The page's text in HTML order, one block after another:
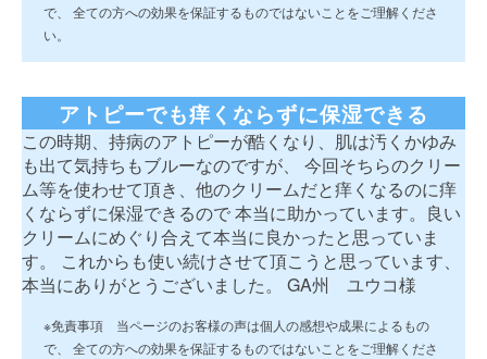
で、 全ての方への効果を保証するものではないことをご理解くださ
い。
アトピーでも痒くならずに保湿できる
この時期、持病のアトピーが酷くなり、肌は汚くかゆみ
も出て気持ちもブルーなのですが、 今回そちらのクリー
ム等を使わせて頂き、他のクリームだと痒くなるのに痒
くならずに保湿できるので 本当に助かっています。良い
クリームにめぐり合えて本当に良かったと思っていま
す。 これからも使い続けさせて頂こうと思っています、
本当にありがとうございました。 GA州 ユウコ様
※免責事項 当ページのお客様の声は個人の感想や成果によるもの
で、 全ての方への効果を保証するものではないことをご理解くださ